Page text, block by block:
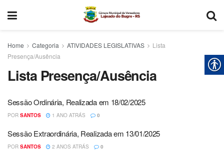
Home Categoria ATIVIDADES LEGISLATIVAS
Lista
Presença/Ausência
Lista Presença/Ausência
Sessão Ordinária, Realizada em 18/02/2025
POR SANTOS 1 ANO ATRÁS 0
Sessão Extraordinária, Realizada em 13/01/2025
POR SANTOS 2 ANOS ATRÁS 0